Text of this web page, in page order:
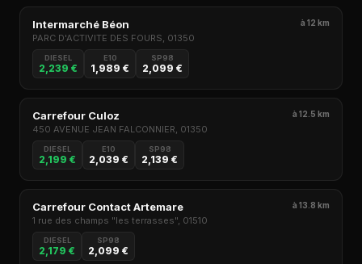
Intermarché Béon à 12 km
PARC D'ACTIVITE DES FOURS, 01350
DIESEL
2,239 €
E10
1,989 €
SP98
2,099 €
Carrefour Culoz à 12.5 km
450 AVENUE JEAN FALCONNIER, 01350
DIESEL
2,199 €
E10
2,039 €
SP98
2,139 €
Carrefour Contact Artemare à 13.8 km
1 rue des champs "les terrasses", 01510
DIESEL
2,179 €
SP98
2,099 €